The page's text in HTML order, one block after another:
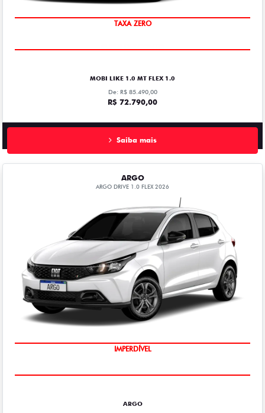
TAXA ZERO
MOBI LIKE 1.0 MT FLEX 1.0
De: R$ 85.490,00
R$ 72.790,00
Saiba mais
ARGO
ARGO DRIVE 1.0 FLEX 2026
IMPERDÍVEL
ARGO